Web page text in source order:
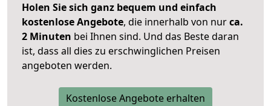
Holen Sie sich ganz bequem und einfach
kostenlose Angebote, die innerhalb von nurca.
2 Minuten bei Ihnen sind. Und das Beste daran
ist, dass all dies zu erschwinglichen Preisen
angeboten werden.
Kostenlose Angebote erhalten